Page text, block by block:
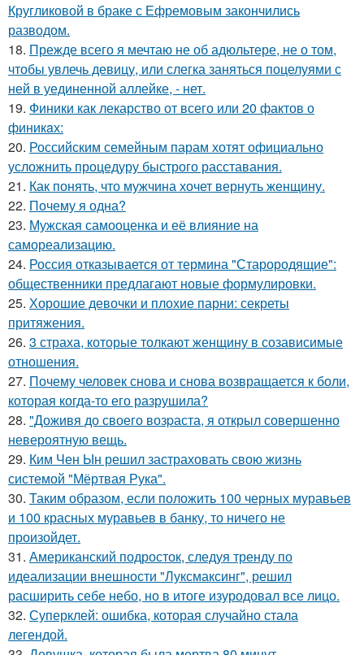
Кругликовой в браке с Ефремовым закончились
разводом.
18. Прежде всего я мечтаю не об адюльтере, не о том,
чтобы увлечь девицу, или слегка заняться поцелуями с
ней в уединенной аллейке, - нет.
19. Финики как лекарство от всего или 20 фактов о
финикaх:
20. Российским семейным парам хотят официально
усложнить процедуру быстрого расставания.
21. Как понять, что мужчина хочет вернуть женщину.
22. Почему я одна?
23. Мужская самооценка и её влияние на
самореализацию.
24. Россия отказывается от термина "Старородящие":
общественники предлагают новые формулировки.
25. Хорошие девочки и плохие парни: секреты
притяжения.
26. 3 страха, которые толкают женщину в созависимые
отношения.
27. Почему человек снова и снова возвращается к боли,
которая когда-то его разрушила?
28. "Доживя до своего возpаста, я открыл совершенно
невероятную вещь.
29. Ким Чен Ын решил застраховать свою жизнь
системой "Мёртвая Рука".
30. Таким образом, если положить 100 черных муравьев
и 100 красных муравьев в банку, то ничего не
произойдет.
31. Американский подросток, следуя тренду по
идеализации внешности "Луксмаксинг", решил
расширить себе небо, но в итоге изуродовал все лицо.
32. Суперклей: ошибка, которая случайно стала
легендой.